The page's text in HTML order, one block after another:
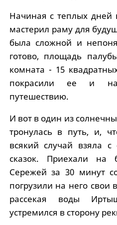
Начиная с теплых дней
мастерил раму для
была сложной и
готово, площадь
комната - 15
покрасили ее и
путешествию.
И вот в один из
тронулась в путь, и,
всякий случай взяла
сказок. Приехали на
Сережей за 30 минут
погрузили на него
рассекая воды
устремился в сторону